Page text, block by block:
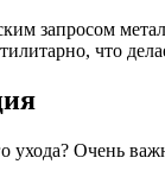
запросом
что
ухода? Очень